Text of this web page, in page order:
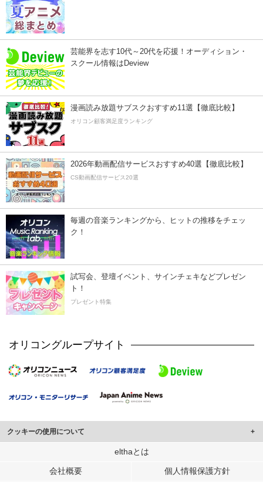
芸能界を志す10代～20代を応援！オーディション・
スクール情報はDeview
漫画読み放題サブスクおすすめ11選【徹底比較】
オリコン顧客満足度ランキング
2026年動画配信サービスおすすめ40選【徹底比較】
CS動画配信サービス20選
毎週の音楽ランキングから、ヒットの推移をチェッ
ク！
試写会、登壇イベント、サインチェキなどプレゼン
ト！
プレゼント特集
オリコングループサイト
クッキーの使用について
このサイトでは Cookie を使用して、ユーザーに合わせたコンテンツや広告の
行っています。
elthaとは
会社概要 個人情報保護方針